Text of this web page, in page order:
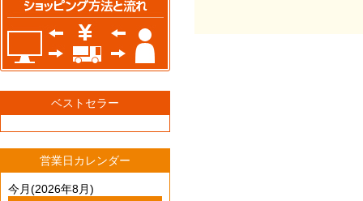
ベストセラー
営業日カレンダー
今月(2026年8月)